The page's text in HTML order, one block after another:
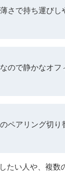
さで持ち運び
ので静かなオ
ペアリング切
たい人や、複